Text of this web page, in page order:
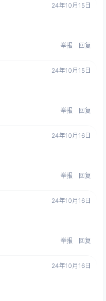
24年10月15日
举报 回复
24年10月15日
举报 回复
24年10月16日
举报 回复
24年10月16日
举报 回复
24年10月16日